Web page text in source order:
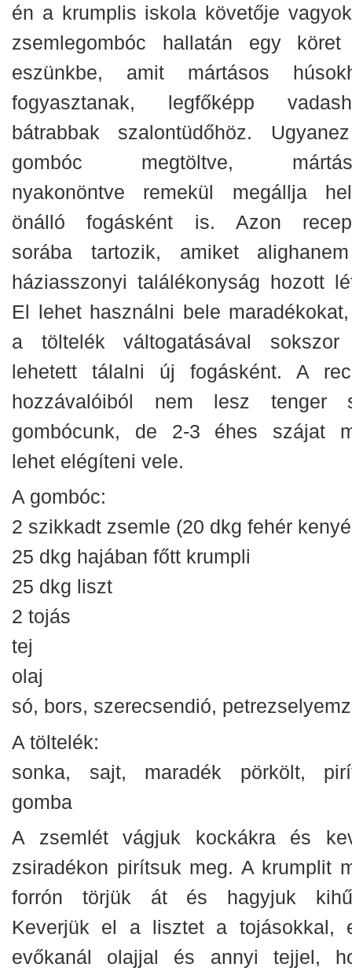
én a krumplis iskola követője
zsemlegombóc hallatán egy
eszünkbe, amit mártásos
fogyasztanak, legfőképp
bátrabbak szalontüdőhöz.
gombóc megtöltve,
nyakonöntve remekül megállja
önálló fogásként is. Azon
sorába tartozik, amiket
háziasszonyi találékonyság hozott
El lehet használni bele
a töltelék váltogatásával
lehetett tálalni új fogásként. A
hozzávalóiból nem lesz tenger
gombócunk, de 2-3 éhes szájat
lehet elégíteni vele.
A gombóc:
2 szikkadt zsemle (20 dkg fehér
25 dkg hajában főtt krumpli
25 dkg liszt
2 tojás
tej
olaj
só, bors, szerecsendió,
A töltelék:
sonka, sajt, maradék pörkölt,
gomba
A zsemlét vágjuk kockákra és
zsiradékon pirítsuk meg. A krumplit
forrón törjük át és hagyjuk
Keverjük el a lisztet a tojásokkal,
evőkanál olajjal és annyi tejjel,